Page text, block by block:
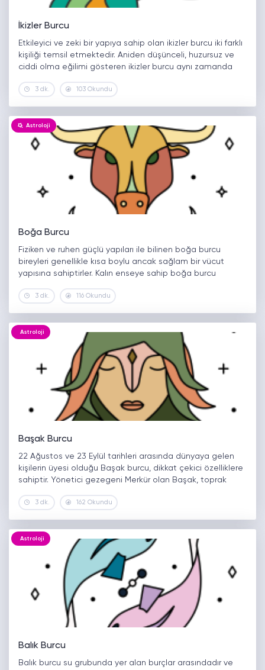
İkizler Burcu
Etkileyici ve zeki bir yapıya sahip olan ikizler burcu iki farklı
kişiliği temsil etmektedir. Aniden düşünceli, huzursuz ve
ciddi olma eğilimi gösteren ikizler burcu aynı zamanda
3 dk. 103 Okundu
Astroloji
Boğa Burcu
Fiziken ve ruhen güçlü yapıları ile bilinen boğa burcu
bireyleri genellikle kısa boylu ancak sağlam bir vücut
yapısına sahiptirler. Kalın enseye sahip boğa burcu
Esmer ten rengine sahip…
3 dk. 116 Okundu
Astroloji
Başak Burcu
22 Ağustos ve 23 Eylül tarihleri arasında dünyaya gelen
kişilerin üyesi olduğu Başak burcu, dikkat çekici özelliklere
sahiptir. Yönetici gezegeni Merkür olan Başak, toprak
burcunun karakteristik özelliklerine bakıldığında…
3 dk. 162 Okundu
Astroloji
Balık Burcu
Balık burcu su grubunda yer alan burçlar arasındadır ve